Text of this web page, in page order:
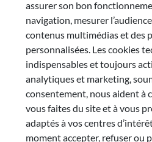
Nous vous invitons à
remplissant
questionnaire en ligne
Consultation des
Auvergne-Rhône-Alpes
Partager cet
assurer son bon
navigation, mesurer
contenus multimédias et des
personnalisées. Les cookies
indispensables et toujours
analytiques et marketing,
consentement, nous aident à
vous faites du site et à vous
adaptés à vos centres
moment accepter, refuser ou